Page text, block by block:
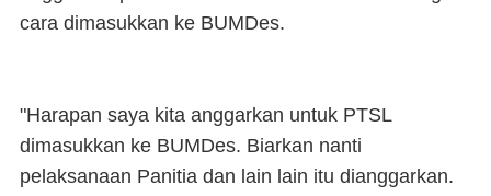
cara dimasukkan ke BUMDes.
"Harapan saya kita anggarkan untuk PTSL
dimasukkan ke BUMDes. Biarkan nanti
pelaksanaan Panitia dan lain lain itu dianggarkan.